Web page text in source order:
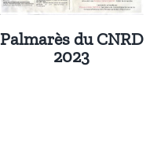
Palmarès du CNRD
2023